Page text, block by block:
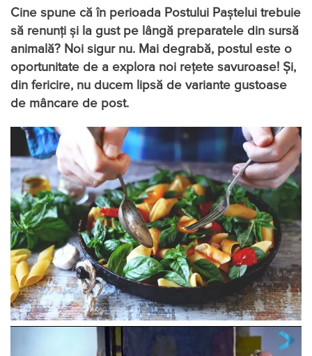
Cine spune că în perioada Postului Paștelui trebuie
să renunți și la gust pe lângă preparatele din sursă
animală? Noi sigur nu. Mai degrabă, postul este o
oportunitate de a explora noi rețete savuroase! Și,
din fericire, nu ducem lipsă de variante gustoase
de mâncare de post.